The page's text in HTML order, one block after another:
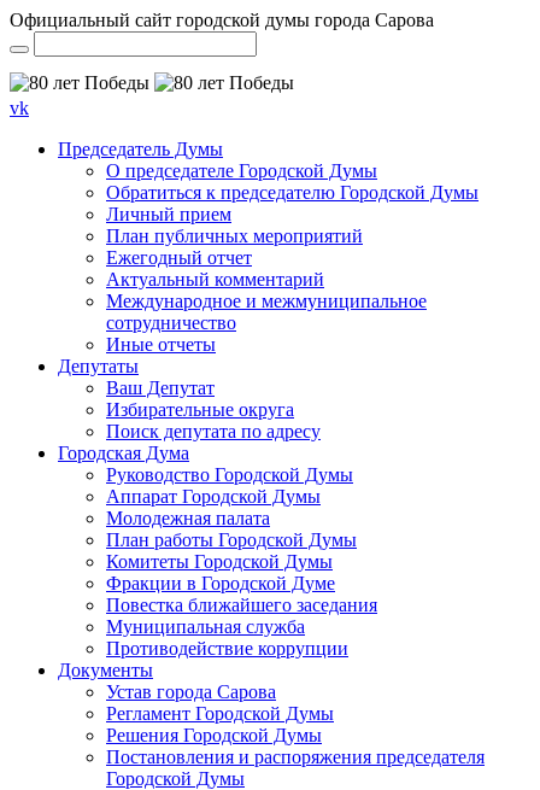
Официальный сайт городской думы города Сарова
vk
Председатель Думы
О председателе Городской Думы
Обратиться к председателю Городской Думы
Личный прием
План публичных мероприятий
Ежегодный отчет
Актуальный комментарий
Международное и межмуниципальное
сотрудничество
Иные отчеты
Депутаты
Ваш Депутат
Избирательные округа
Поиск депутата по адресу
Городская Дума
Руководство Городской Думы
Аппарат Городской Думы
Молодежная палата
План работы Городской Думы
Комитеты Городской Думы
Фракции в Городской Думе
Повестка ближайшего заседания
Муниципальная служба
Противодействие коррупции
Документы
Устав города Сарова
Регламент Городской Думы
Решения Городской Думы
Постановления и распоряжения председателя
Городской Думы